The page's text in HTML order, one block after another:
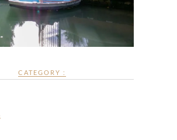
CATEGORY :